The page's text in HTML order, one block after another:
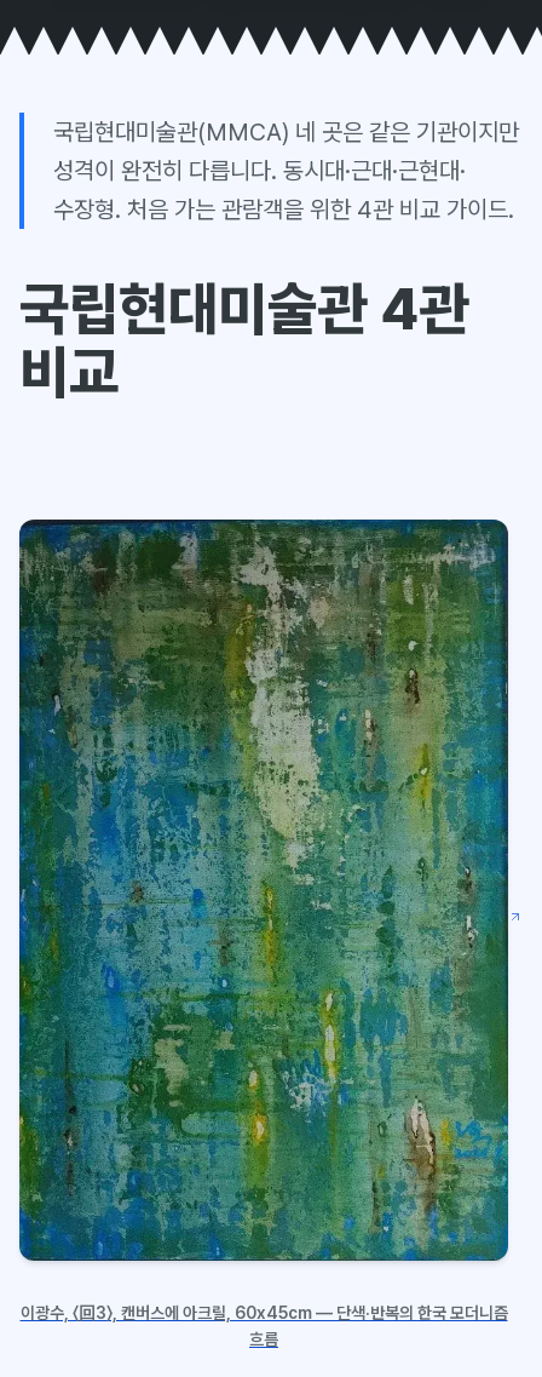
국립현대미술관(MMCA) 네 곳은 같은 기관이지만
성격이 완전히 다릅니다. 동시대·근대·근현대·
수장형. 처음 가는 관람객을 위한 4관 비교 가이드.
국립현대미술관 4관
비교
이광수, 〈回3〉, 캔버스에 아크릴, 60x45cm — 단색·반복의 한국 모더니즘
흐름